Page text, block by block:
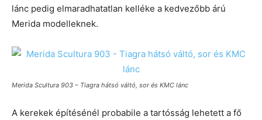
lánc pedig elmaradhatatlan kelléke a kedvezőbb árú
Merida modelleknek.
Merida Scultura 903 – Tiagra hátsó váltó, sor és KMC lánc
A kerekek építésénél probabile a tartósság lehetett a fő